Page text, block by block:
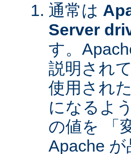
通常は
Server
す。
説明され
使用され
になるよ
の値を 「
Apache